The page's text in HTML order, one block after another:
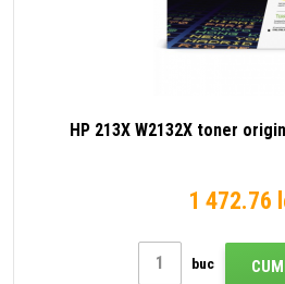
HP 213X W2132X toner
1 472.76
buc